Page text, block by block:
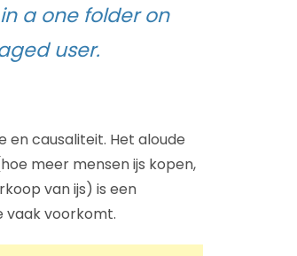
a one folder on
user.
en causaliteit. Het aloude
meer mensen ijs kopen,
van ijs) is een
vaak voorkomt.